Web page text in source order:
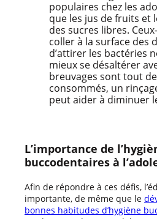
populaires chez les
que les jus de fruits et
des sucres libres.
coller à la surface des
d’attirer les bactéries
mieux se désaltérer
breuvages sont tout
consommés, un
peut aider à diminuer
L’importance de
buccodentaires à
Afin de répondre à ces défis,
importante, de même que le
bonnes habitudes d’hygiène